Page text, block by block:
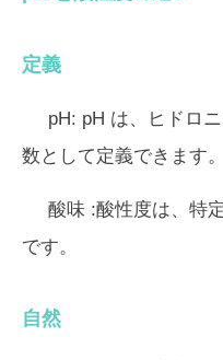
定義
pH: pH は、ヒドロ
数として定義できます。
酸味 :酸性度は、特
です。
自然